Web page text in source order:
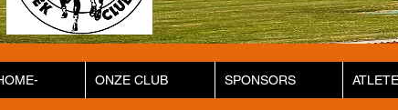
ONZE CLUB SPONSORS